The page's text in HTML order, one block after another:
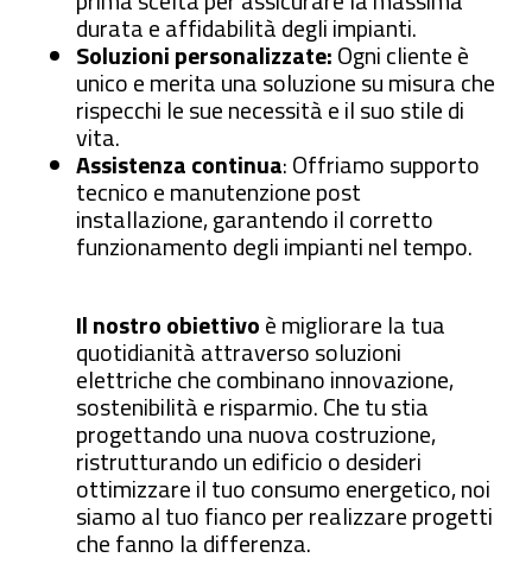
durata e affidabilità degli impianti.
Soluzioni personalizzate:Ogni cliente è
unico e merita una soluzione su misura che
rispecchi le sue necessità e il suo stile di
vita.
Assistenza continua: Offriamo supporto
tecnico e manutenzione post
installazione, garantendo il corretto
funzionamento degli impianti nel tempo.
Il nostro obiettivoè migliorare la tua
quotidianità attraverso soluzioni
elettriche che combinano innovazione,
sostenibilità e risparmio. Che tu stia
progettando una nuova costruzione,
ristrutturando un edificio o desideri
ottimizzare il tuo consumo energetico, noi
siamo al tuo fianco per realizzare progetti
che fanno la differenza.